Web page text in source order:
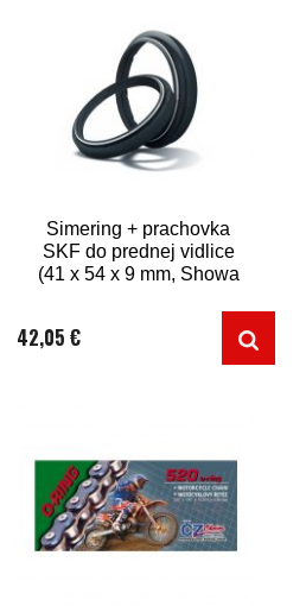
Simering + prachovka
SKF do prednej vidlice
(41 x 54 x 9 mm, Showa
42,05 €